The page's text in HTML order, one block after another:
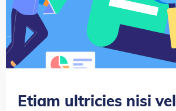
Etiam ultricies nisi vel